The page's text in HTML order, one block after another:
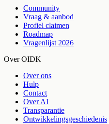
Community
Vraag & aanbod
Profiel claimen
Roadmap
Vragenlijst 2026
Over OIDK
Over ons
Hulp
Contact
Over AI
Transparantie
Ontwikkelingsgeschiedenis